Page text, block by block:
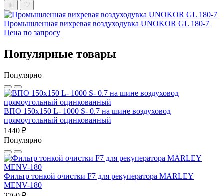
Промышленная вихревая воздуходувка UNOKOR GL 180-7
Цена по запросу
Популярные товары
Популярно
ВПО 150x150 L- 1000 S- 0.7 на шине воздуховод
прямоугольный оцинкованный
1440 ₽
Популярно
Фильтр тонкой очистки F7 для рекуператора MARLEY
MENV-180